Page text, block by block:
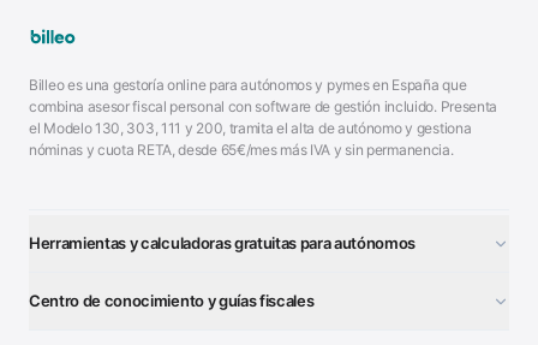
Billeo es una gestoría online para autónomos y pymes en España que
combina asesor fiscal personal con software de gestión incluido. Presenta
el Modelo 130, 303, 111 y 200, tramita el alta de autónomo y gestiona
nóminas y cuota RETA, desde 65€/mes más IVA y sin permanencia.
Herramientas y calculadoras gratuitas para autónomos
Centro de conocimiento y guías fiscales